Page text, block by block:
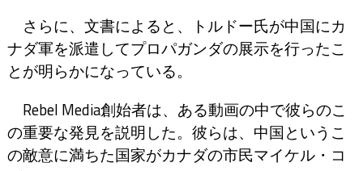
さらに、文書によると、トルドー氏が中国にカ
ナダ軍を派遣してプロパガンダの展示を行ったこ
とが明らかになっている。
Rebel Media創始者は、ある動画の中で彼らのこ
の重要な発見を説明した。彼らは、中国というこ
の敵意に満ちた国家がカナダの市民マイケル・コ